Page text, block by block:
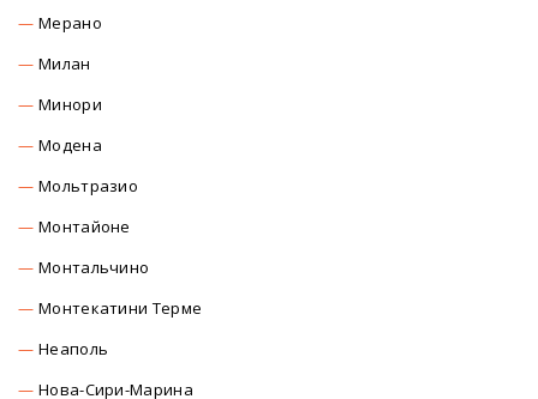
Мерано
Милан
Минори
Модена
Мольтразио
Монтайоне
Монтальчино
Монтекатини Терме
Неаполь
Нова-Сири-Марина